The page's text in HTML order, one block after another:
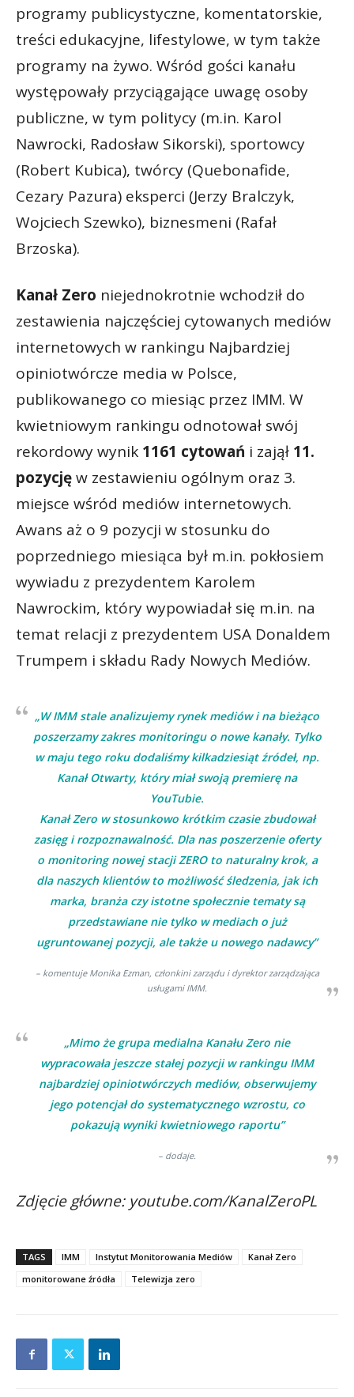
programy publicystyczne, komentatorskie,
treści edukacyjne, lifestylowe, w tym także
programy na żywo. Wśród gości kanału
występowały przyciągające uwagę osoby
publiczne, w tym politycy (m.in. Karol
Nawrocki, Radosław Sikorski), sportowcy
(Robert Kubica), twórcy (Quebonafide,
Cezary Pazura) eksperci (Jerzy Bralczyk,
Wojciech Szewko), biznesmeni (Rafał
Brzoska).
Kanał Zero niejednokrotnie wchodził do
zestawienia najczęściej cytowanych mediów
internetowych w rankingu Najbardziej
opiniotwórcze media w Polsce,
publikowanego co miesiąc przez IMM. W
kwietniowym rankingu odnotował swój
rekordowy wynik 1161 cytowań i zajął 11.
pozycjęw zestawieniu ogólnym oraz 3.
miejsce wśród mediów internetowych.
Awans aż o 9 pozycji w stosunku do
poprzedniego miesiąca był m.in. pokłosiem
wywiadu z prezydentem Karolem
Nawrockim, który wypowiadał się m.in. na
temat relacji z prezydentem USA Donaldem
Trumpem i składu Rady Nowych Mediów.
„W IMM stale analizujemy rynek mediów i na bieżąco
poszerzamy zakres monitoringu o nowe kanały. Tylko
w maju tego roku dodaliśmy kilkadziesiąt źródeł, np.
Kanał Otwarty, który miał swoją premierę na
YouTubie.
Kanał Zero w stosunkowo krótkim czasie zbudował
zasięg i rozpoznawalność. Dla nas poszerzenie oferty
o monitoring nowej stacji ZERO to naturalny krok, a
dla naszych klientów to możliwość śledzenia, jak ich
marka, branża czy istotne społecznie tematy są
przedstawiane nie tylko w mediach o już
ugruntowanej pozycji, ale także u nowego nadawcy”
– komentuje Monika Ezman, członkini zarządu i dyrektor zarządzająca
usługami IMM.
„Mimo że grupa medialna Kanału Zero nie
wypracowała jeszcze stałej pozycji w rankingu IMM
najbardziej opiniotwórczych mediów, obserwujemy
jego potencjał do systematycznego wzrostu, co
pokazują wyniki kwietniowego raportu”
– dodaje.
Zdjęcie główne: youtube.com/KanalZeroPL
TAGS IMM Instytut Monitorowania Mediów
Kanał Zero
monitorowane źródła
Telewizja zero